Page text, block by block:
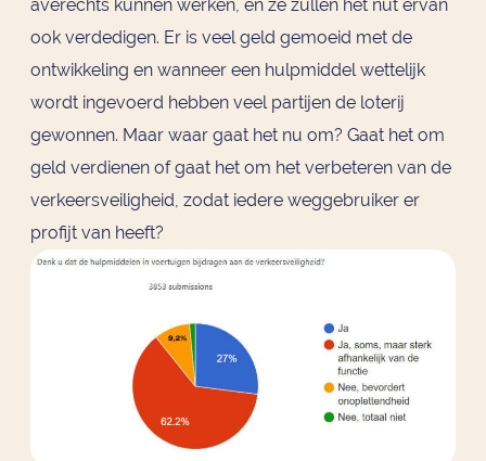
averechts kunnen werken, en ze zullen het nut ervan
ook verdedigen. Er is veel geld gemoeid met de
ontwikkeling en wanneer een hulpmiddel wettelijk
wordt ingevoerd hebben veel partijen de loterij
gewonnen. Maar waar gaat het nu om? Gaat het om
geld verdienen of gaat het om het verbeteren van de
verkeersveiligheid, zodat iedere weggebruiker er
profijt van heeft?